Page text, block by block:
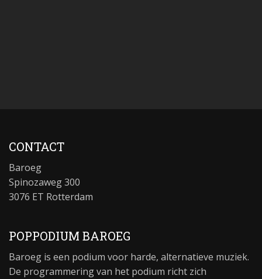
CONTACT
Baroeg
Spinozaweg 300
3076 ET Rotterdam
POPPODIUM BAROEG
Baroeg is een podium voor harde, alternatieve muziek.
De programmering van het podium richt zich